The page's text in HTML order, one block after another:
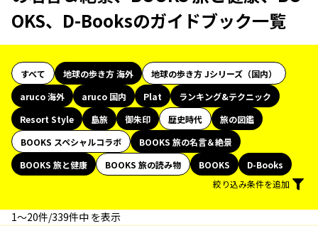
OKS、D-Booksのガイドブック一覧
すべて 地球の歩き方 海外
地球の歩き方 Jシリーズ（国内）
aruco 海外
aruco 国内 Plat
ランキング&テクニック
Resort Style
島旅 御朱印 歴史時代
旅の図鑑
BOOKS スペシャルコラボ
BOOKS 旅の名言＆絶景
BOOKS 旅と健康
BOOKS 旅の読み物 BOOKS
D-Books
絞り込み条件を追加
1〜20件/339件中 を表示